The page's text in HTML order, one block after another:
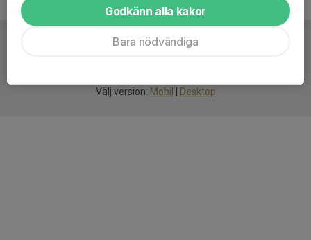
Välj version: Mobil Desktop
Godkänn alla kakor
Bara nödvändiga